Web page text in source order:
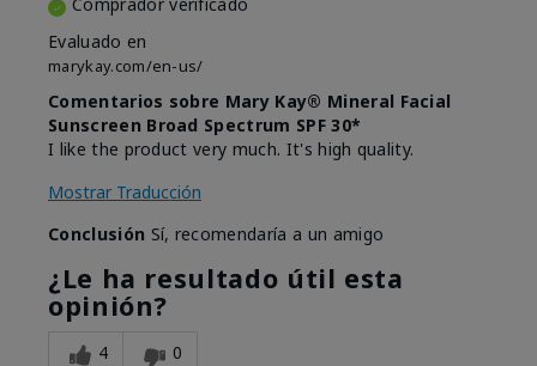
Comprador verificado
Evaluado en
marykay.com/en-us/
Comentarios sobre Mary Kay® Mineral Facial
Sunscreen Broad Spectrum SPF 30*
I like the product very much. It's high quality.
Mostrar Traducción
Conclusión Sí, recomendaría a un amigo
¿Le ha resultado útil esta
opinión?
4 0